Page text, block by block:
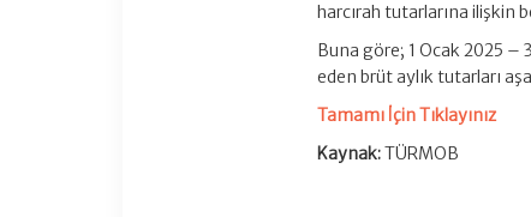
harcırah tutarlarına ilişkin
Buna göre; 1 Ocak 2025 –
eden brüt aylık tutarları
Tamamı İçin Tıklayınız
Kaynak:TÜRMOB